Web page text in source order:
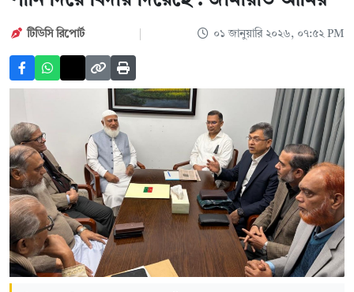
টিডিসি রিপোর্ট ০১ জানুয়ারি ২০২৬, ০৭:৫২ PM